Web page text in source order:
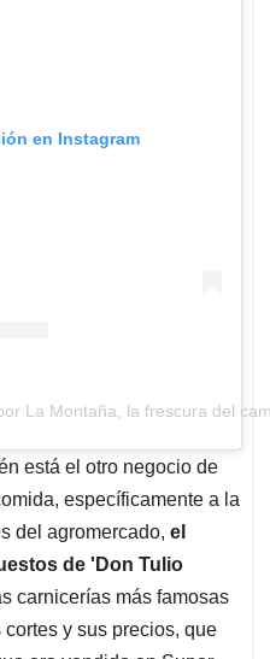
en Instagram
La Montaña, la frescura del
está el otro negocio de
específicamente a la
del agromercado, el
de 'Don Tulio
carnicerías más famosas
y sus precios, que